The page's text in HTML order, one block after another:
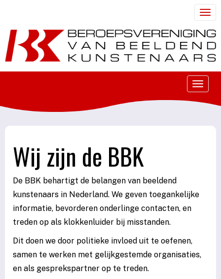
Wij zijn de BBK
De BBK behartigt de belangen van beeldend
kunstenaars in Nederland. We geven toegankelijke
informatie, bevorderen onderlinge contacten, en
treden op als klokkenluider bij misstanden.
Dit doen we door politieke invloed uit te oefenen,
samen te werken met gelijkgestemde organisaties,
en als gesprekspartner op te treden.